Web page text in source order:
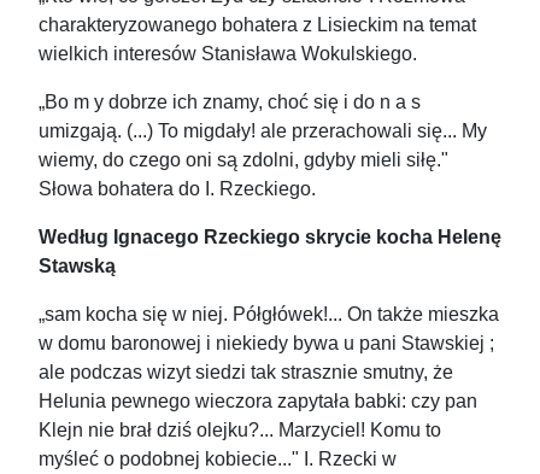
charakteryzowanego bohatera z Lisieckim na temat
wielkich interesów Stanisława Wokulskiego.
„Bo m y dobrze ich znamy, choć się i do n a s
umizgają. (...) To migdały! ale przerachowali się... My
wiemy, do czego oni są zdolni, gdyby mieli siłę."
Słowa bohatera do I. Rzeckiego.
Według Ignacego Rzeckiego skrycie kocha Helenę
Stawską
„sam kocha się w niej. Półgłówek!... On także mieszka
w domu baronowej i niekiedy bywa u pani Stawskiej ;
ale podczas wizyt siedzi tak strasznie smutny, że
Helunia pewnego wieczora zapytała babki: czy pan
Klejn nie brał dziś olejku?... Marzyciel! Komu to
myśleć o podobnej kobiecie..." I. Rzecki w